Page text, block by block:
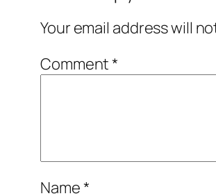
Your email address will
Comment*
Name*